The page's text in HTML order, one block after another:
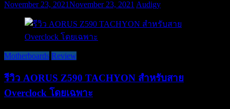
November 23, 2021November 23, 2021 Audigy
Motherboards Review
รีวิว AORUS Z590 TACHYON สำหรับสาย
Overclock โดยเฉพาะ